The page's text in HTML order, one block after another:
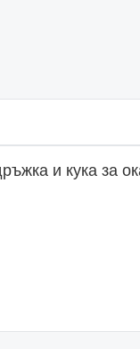
и кука за